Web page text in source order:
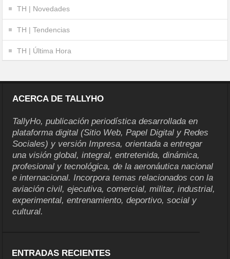
TH | Novedades
TH | Tendencias
TH | Última Hora
ACERCA DE TALLYHO
TallyHo, publicación periodística desarrollada en
plataforma digital (Sitio Web, Papel Digital y Redes
Sociales) y versión Impresa, orientada a entregar
una visión global, integral, entretenida, dinámica,
profesional y tecnológica, de la aeronáutica nacional
e internacional. Incorpora temas relacionados con la
aviación civil, ejecutiva, comercial, militar, industrial,
experimental, entrenamiento, deportivo, social y
cultural.
ENTRADAS RECIENTES